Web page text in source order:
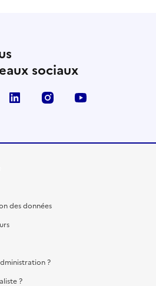
sociaux
TikTok LinkedIn Instagram
des données
?
?